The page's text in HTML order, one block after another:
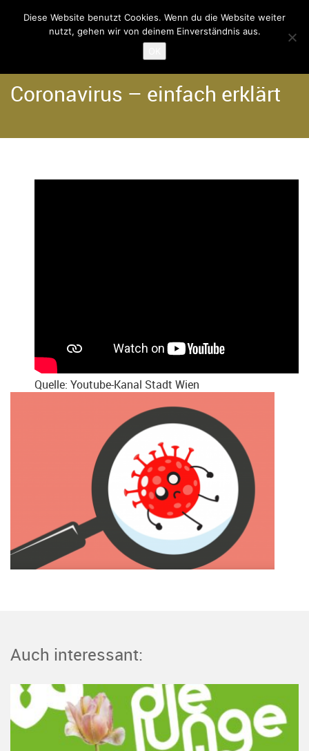
Der Verein
Coronavirus – einfach erklärt
Quelle: Youtube-Kanal Stadt Wien
Auch interessant:
Diese Website benutzt Cookies. Wenn du die Website weiter
nutzt, gehen wir von deinem Einverständnis aus.